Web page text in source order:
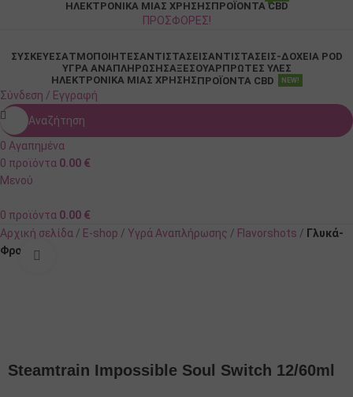
ΗΛΕΚΤΡΟΝΙΚΆ ΜΙΑΣ ΧΡΉΣΗΣΠΡΟΪΌΝΤΑ CBD
ΠΡΟΣΦΟΡΕΣ!
ΣΥΣΚΕΥΈΣΑΤΜΟΠΟΙΗΤΈΣΑΝΤΙΣΤΆΣΕΙΣΑΝΤΙΣΤΆΣΕΙΣ-ΔΟΧΕΊΑ POD
ΥΓΡΆ ΑΝΑΠΛΉΡΩΣΗΣΑΞΕΣΟΥΆΡΠΡΏΤΕΣ ΎΛΕΣ
ΗΛΕΚΤΡΟΝΙΚΆ ΜΙΑΣ ΧΡΉΣΗΣΠΡΟΪΌΝΤΑ CBD NEW!
Σύνδεση / Εγγραφή
Αναζήτηση
0 Αγαπημένα
0 προϊόντα 0.00 €
Μενού
0 προϊόντα 0.00 €
Αρχική σελίδα
E-shop Υγρά Αναπλήρωσης Flavorshots
Γλυκά-
Φρούτα
Steamtrain Impossible Soul Switch 12/60ml